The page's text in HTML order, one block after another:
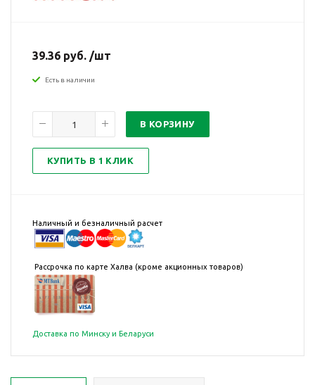
39.36 руб. /шт
Есть в наличии
В КОРЗИНУ
КУПИТЬ В 1 КЛИК
Наличный и безналичный расчет
Рассрочка по карте Халва (кроме акционных товаров)
Доставка по Минску и Беларуси